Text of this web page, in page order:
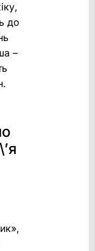
до
–